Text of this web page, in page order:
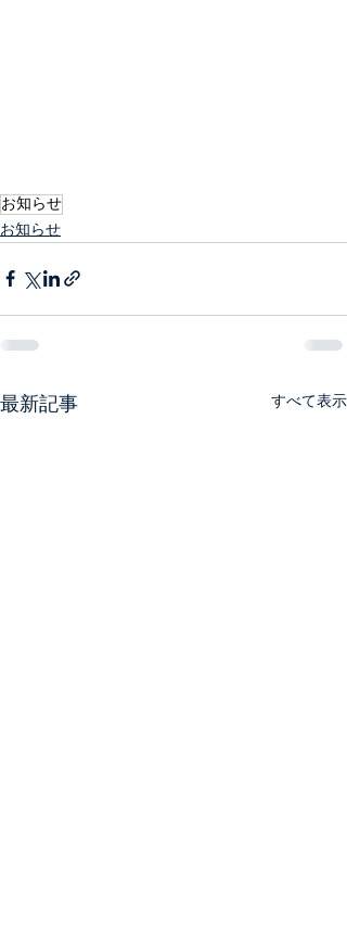
お知らせ
お知らせ
最新記事 すべて表示